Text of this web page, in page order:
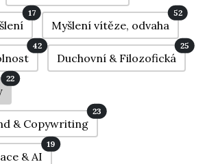
17
Myšlení vítěze, odvaha
52
42
Duchovní & Filozofická
25
22
& Copywriting
23
& AI
19